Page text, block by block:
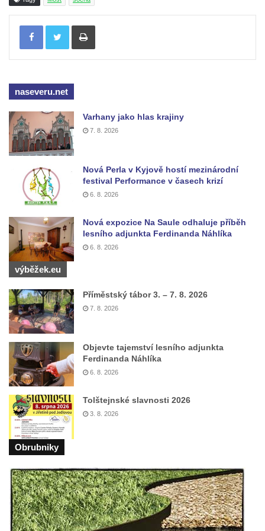
Socha Mystik v ZOO Hluboká
Reliéf Rodina a práce na budově záložny
čp. 69/1 v Českých Budějovicích
Českých Budějovicích
Socha Krista klesajícího pod křížem u
kostela svatého Mikuláše v Českých
Budějovicích
Socha svatého Jana Nepomuckého u
kostela svaté Rodiny v Českých
Budějovicích
Socha S tebou v parku na Senovážném
Socha Tornádo v parku na Senovážném
náměstí v Českých Budějovicích
Sousoší Humanoidi na Lannově třídě v
Pomník Vojtěcha Adalberta Lanny v parku
Na Sadech v Českých Budějovicích
Pomník Přemysla Otakara II. v parku Na
Sadech v Českých Budějovicích
Socha Mateřství v parku Na Sadech v
Českých Budějovicích
Památník Otokara Mokrého v parku Na
Sadech v Českých Budějovicích
Poslední dochovaný tramvajový sloup na
Pražské třídě v Českých Budějovicích
Socha Civilizovaní na Husově třídě v
Českých Budějovicích
Socha svatého Jana Nepomuckého Na
Sadech u Mlýnské stoky v Českých
Tisknout
naseveru.net
Varhany jako hlas krajiny
7. 8. 2026
Nová Perla v Kyjově hostí mezinárodní
festival Performance v časech krizí
6. 8. 2026
Nová expozice Na Saule odhaluje příběh
lesního adjunkta Ferdinanda Náhlíka
6. 8. 2026
výběžek.eu
Příměstský tábor 3. – 7. 8. 2026
7. 8. 2026
Objevte tajemství lesního adjunkta
Ferdinanda Náhlíka
6. 8. 2026
Tolštejnské slavnosti 2026
3. 8. 2026
Obrubniky